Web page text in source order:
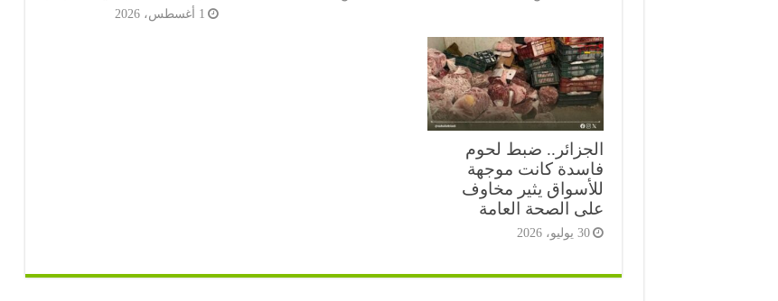
1 أغسطس، 2026
الجزائر.. ضبط لحوم
فاسدة كانت موجهة
للأسواق يثير مخاوف
على الصحة العامة
30 يوليو، 2026